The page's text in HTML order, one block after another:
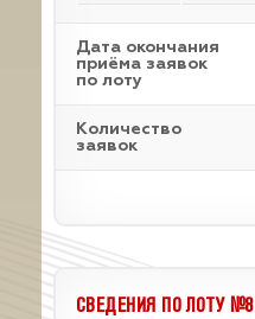
Дата окончания
приёма заявок
по лоту
Количество
заявок
СВЕДЕНИЯ ПО ЛОТУ №8